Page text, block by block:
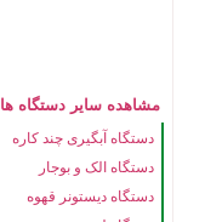
مشاهده سایر دستگاه ها
دستگاه آبگیری چند کاره
دستگاه الک و بوجار
دستگاه دیستونر قهوه